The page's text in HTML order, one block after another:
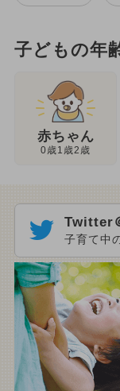
子どもの年
赤ちゃん
0歳1歳2歳
Twitter
子育て中